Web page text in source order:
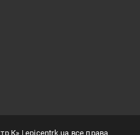
К» | epicentrk.ua все права